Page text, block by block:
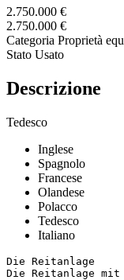
2.750.000 €
2.750.000 €
Categoria Proprietà
Stato Usato
Descrizione
Tedesco
Inglese
Spagnolo
Francese
Olandese
Polacco
Tedesco
Italiano
Die Reitanlage
Die Reitanlage mit